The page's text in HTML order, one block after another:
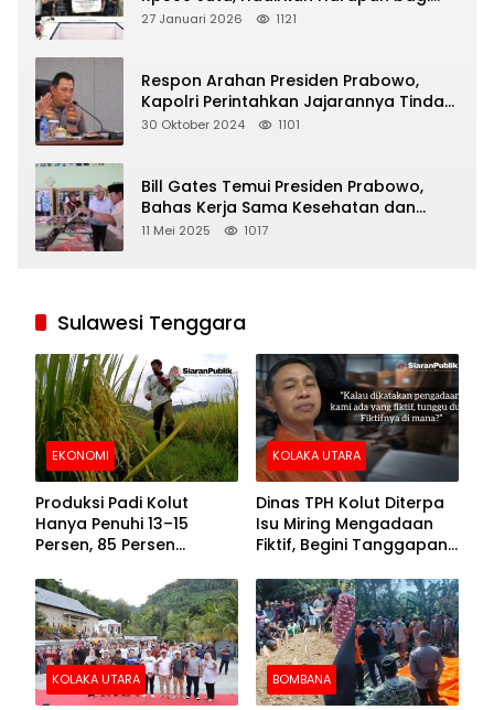
Korban Bencana di Sumatera
27 Januari 2026 1121
Respon Arahan Presiden Prabowo,
Kapolri Perintahkan Jajarannya Tindak
Tegas Pelaku Judi Online
30 Oktober 2024 1101
Bill Gates Temui Presiden Prabowo,
Bahas Kerja Sama Kesehatan dan
Program Makan Bergizi Gratis
11 Mei 2025 1017
Sulawesi Tenggara
EKONOMI
Produksi Padi Kolut
Hanya Penuhi 13–15
Persen, 85 Persen
Daerah Tetangga
KOLAKA UTARA
Dinas TPH Kolut Diterpa
Isu Miring Mengadaan
Fiktif, Begini Tanggapan
KOLAKA UTARA BOMBANA